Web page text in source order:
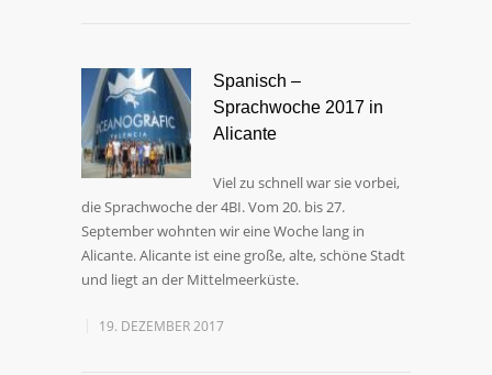
Spanisch –
Sprachwoche 2017 in
Alicante
Viel zu schnell war sie vorbei,
die Sprachwoche der 4BI. Vom 20. bis 27.
September wohnten wir eine Woche lang in
Alicante. Alicante ist eine große, alte, schöne Stadt
und liegt an der Mittelmeerküste.
19. DEZEMBER 2017